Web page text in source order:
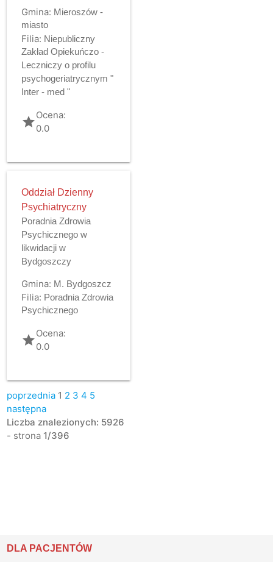
Gmina: Mieroszów -
miasto
Filia: Niepubliczny
Zakład Opiekuńczo -
Leczniczy o profilu
psychogeriatrycznym "
Inter - med "
gradeOcena:
0.0
Oddział Dzienny
Psychiatryczny
Poradnia Zdrowia
Psychicznego w
likwidacji w
Bydgoszczy
Gmina: M. Bydgoszcz
Filia: Poradnia Zdrowia
Psychicznego
gradeOcena:
0.0
poprzednia 1 2 3 4 5
następna
Liczba znalezionych: 5926
- strona 1/396
DLA PACJENTÓW